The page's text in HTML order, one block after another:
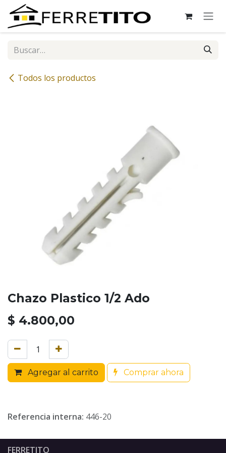
Ir al contenido
Todos los productos
Chazo Plastico 1/2 Ado
$ 4.800,00
Agregar al carrito Comprar ahora
Referencia interna: 446-20
FERRETITO